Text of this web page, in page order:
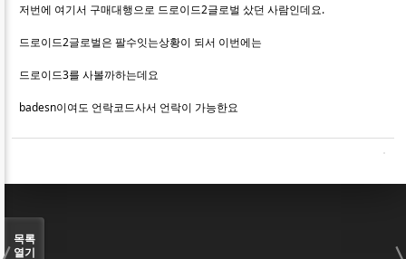
저번에 여기서 구매대행으로 드로이드2글로벌 샀던 사람인데요.
드로이드2글로벌은 팔수잇는상황이 되서 이번에는
드로이드3를 사볼까하는데요
badesn이여도 언락코드사서 언락이 가능한요
목록
열기
Sketchbook5, 스케치북5
Sketchbook5, 스케치북5